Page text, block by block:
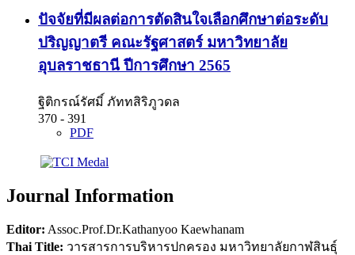
ปัจจัยที่มีผลต่อการตัดสินใจเลือกศึกษาต่อระดับ
ปริญญาตรี คณะรัฐศาสตร์ มหาวิทยาลัย
อุบลราชธานี ปีการศึกษา 2565
ฐิติกรณ์รัศมิ์ ภัททสิริภูวดล
370 - 391
PDF
Journal Information
Editor: Assoc.Prof.Dr.Kathanyoo Kaewhanam
Thai Title: วารสารการบริหารปกครอง มหาวิทยาลัยกาฬสินธุ์